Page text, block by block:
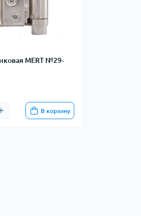
MERT №29-
В корзину